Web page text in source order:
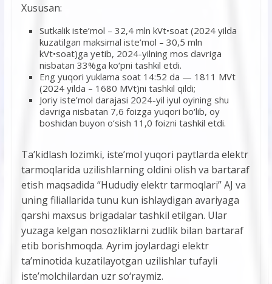
Xususan:
Sutkalik iste’mol – 32,4 mln kVt•soat (2024 yilda
kuzatilgan maksimal iste’mol – 30,5 mln
kVt•soat)ga yetib, 2024-yilning mos davriga
nisbatan 33%ga ko‘pni tashkil etdi.
Eng yuqori yuklama soat 14:52 da — 1811 MVt
(2024 yilda – 1680 MVt)ni tashkil qildi;
Joriy iste’mol darajasi 2024-yil iyul oyining shu
davriga nisbatan 7,6 foizga yuqori bo‘lib, oy
boshidan buyon o‘sish 11,0 foizni tashkil etdi.
Ta’kidlash lozimki, iste’mol yuqori paytlarda elektr
tarmoqlarida uzilishlarning oldini olish va bartaraf
etish maqsadida “Hududiy elektr tarmoqlari” AJ va
uning filiallarida tunu kun ishlaydigan avariyaga
qarshi maxsus brigadalar tashkil etilgan. Ular
yuzaga kelgan nosozliklarni zudlik bilan bartaraf
etib borishmoqda. Ayrim joylardagi elektr
ta’minotida kuzatilayotgan uzilishlar tufayli
iste’molchilardan uzr so‘raymiz.